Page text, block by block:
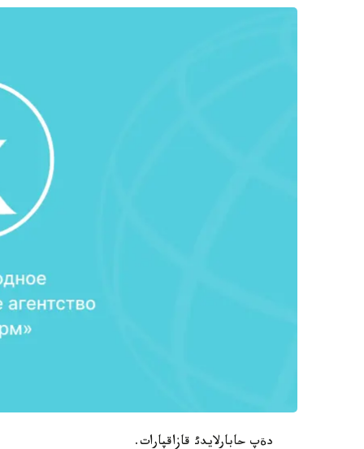
دةپ حابارلايدئ قازاقپارات.